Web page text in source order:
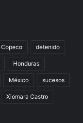
Copeco detenido
Honduras
México sucesos
Xiomara Castro